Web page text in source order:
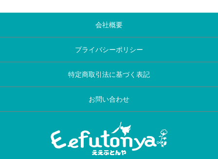
会社概要
プライバシーポリシー
特定商取引法に基づく表記
お問い合わせ